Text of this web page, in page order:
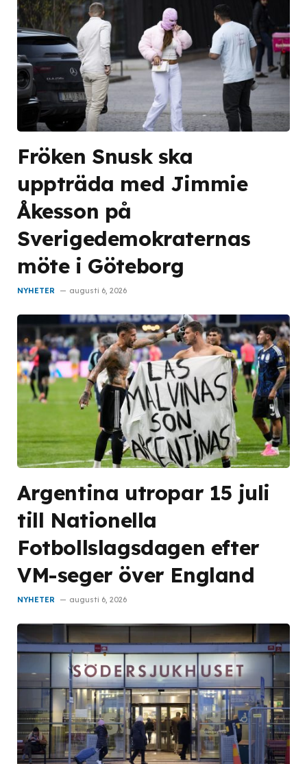
Fröken Snusk ska
uppträda med Jimmie
Åkesson på
Sverigedemokraternas
möte i Göteborg
NYHETER augusti 6, 2026
Argentina utropar 15 juli
till Nationella
Fotbollslagsdagen efter
VM-seger över England
NYHETER augusti 6, 2026